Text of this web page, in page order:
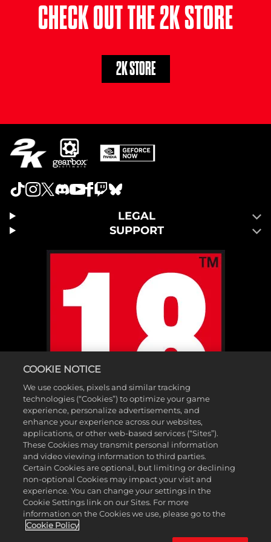
CHECK OUT THE 2K STORE
2K STORE
LEGAL
SUPPORT
©2025 Gearbox Software. Publicado por 2K Games. Desarrollado por
Gearbox. Gearbox, Borderlands y los logotipos relacionados son
marcas comerciales de Gearbox Software, LLC. 2K y el logotipo de 2K
son marcas comerciales de Take-Two Interactive Software, Inc. Todas
COOKIE NOTICE
We use cookies, pixels and similar tracking
technologies (“Cookies”) to optimize your game
experience, personalize advertisements, and
enhance your experience across our websites,
applications, or other web-based services (“Sites”).
These Cookies may transmit personal information
and video viewing information to third parties.
Certain Cookies are optional, but limiting or declining
non-optional Cookies may impact your visit and
experience. You can change your settings in the
Cookie Settings link on our Sites. For more
information on the Cookies we use, please go to the
Cookie Policy